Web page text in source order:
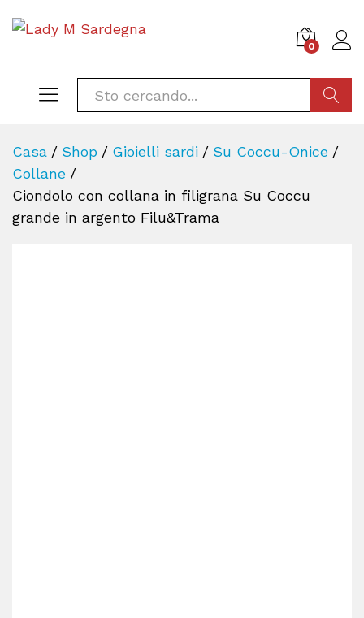
0
Casa / Shop / Gioielli sardi / Su Coccu-Onice /
Collane /
Ciondolo con collana in filigrana Su Coccu
grande in argento Filu&Trama